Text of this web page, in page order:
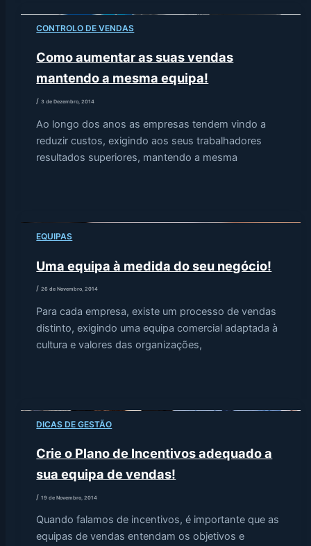
CONTROLO DE VENDAS
Como aumentar as suas vendas
mantendo a mesma equipa!
/3 de Dezembro, 2014
Ao longo dos anos as empresas tendem vindo a
reduzir custos, exigindo aos seus trabalhadores
resultados superiores, mantendo a mesma
EQUIPAS
Uma equipa à medida do seu negócio!
/26 de Novembro, 2014
Para cada empresa, existe um processo de vendas
distinto, exigindo uma equipa comercial adaptada à
cultura e valores das organizações,
DICAS DE GESTÃO
Crie o Plano de Incentivos adequado a
sua equipa de vendas!
/19 de Novembro, 2014
Quando falamos de incentivos, é importante que as
equipas de vendas entendam os objetivos e